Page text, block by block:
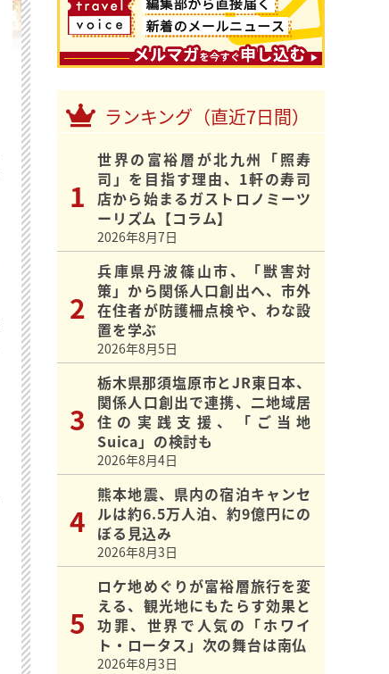
ランキング（直近7日間）
世界の富裕層が北九州「照寿
司」を目指す理由、1軒の寿司
店から始まるガストロノミーツ
ーリズム【コラム】
2026年8月7日
兵庫県丹波篠山市、「獣害対
策」から関係人口創出へ、市外
在住者が防護柵点検や、わな設
置を学ぶ
2026年8月5日
栃木県那須塩原市とJR東日本、
関係人口創出で連携、二地域居
住の実践支援、「ご当地
Suica」の検討も
2026年8月4日
熊本地震、県内の宿泊キャンセ
ルは約6.5万人泊、約9億円にの
ぼる見込み
2026年8月3日
ロケ地めぐりが富裕層旅行を変
える、観光地にもたらす効果と
功罪、世界で人気の「ホワイ
ト・ロータス」次の舞台は南仏
2026年8月3日